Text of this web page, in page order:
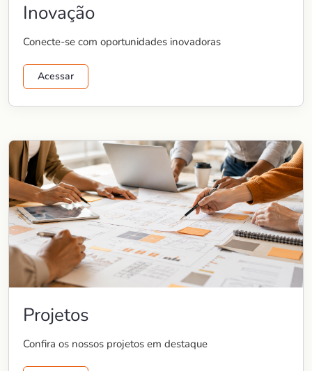
Inovação
Conecte-se com oportunidades inovadoras
Acessar
Projetos
Confira os nossos projetos em destaque